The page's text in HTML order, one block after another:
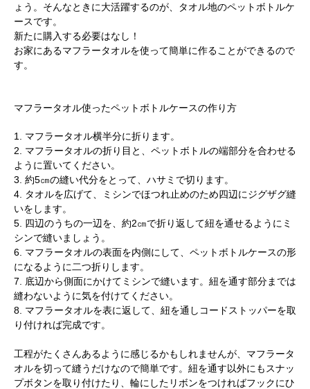
ょう。そんなときに大活躍するのが、タオル地のペットボトルケ
ースです。
新たに購入する必要はなし！
お家にあるマフラータオルを使って簡単に作ることができるので
す。
マフラータオル使ったペットボトルケースの作り方
1. マフラータオル横半分に折ります。
2. マフラータオルの折り目と、ペットボトルの端部分を合わせる
ように置いてください。
3. 約5㎝の縫い代分をとって、ハサミで切ります。
4. タオルを広げて、ミシンでほつれ止めのため四辺にジグザグ縫
いをします。
5. 四辺のうちの一辺を、約2㎝で折り返して紐を通せるようにミ
シンで縫いましょう。
6. マフラータオルの表面を内側にして、ペットボトルケースの形
になるように二つ折りします。
7. 底辺から側面にかけてミシンで縫います。紐を通す部分までは
縫わないように気を付けてください。
8. マフラータオルを表に返して、紐を通しコードストッパーを取
り付ければ完成です。
工程がたくさんあるように感じるかもしれませんが、マフラータ
オルを切って縫うだけなので簡単です。紐を通す以外にもスナッ
プボタンを取り付けたり、輪にしたリボンをつければフックにひ